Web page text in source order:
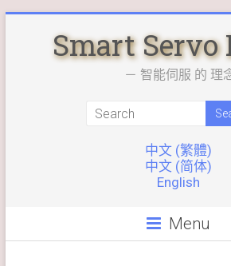
Smart Servo
－ 智能伺服 的 理念
中文 (繁體)
中文 (简体)
English
Menu